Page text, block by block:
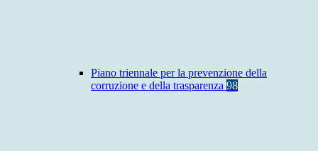
Piano triennale per la prevenzione della
corruzione e della trasparenza 98